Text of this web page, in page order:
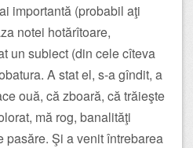
importantă (probabil aţi
notei hotărîtoare,
un subiect (din cele cîteva
A stat el, s-a gîndit, a
ouă, că zboară, că trăieşte
mă rog, banalităţi
pasăre. Şi a venit întrebarea